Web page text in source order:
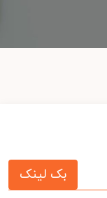
بک لینک